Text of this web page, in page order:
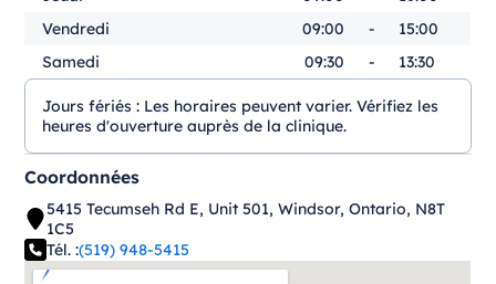
Vendredi
09:00 -
15:00
Samedi
09:30 - 13:30
Jours fériés : Les horaires peuvent varier. Vérifiez les
heures d'ouverture auprès de la clinique.
Coordonnées
5415 Tecumseh Rd E, Unit 501, Windsor, Ontario, N8T
1C5
Tél. :(519) 948-5415